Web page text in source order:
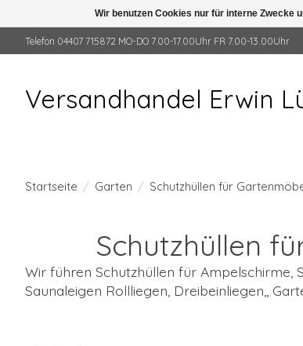
Telefon 04407 715872 MO-DO 7.00-17.00Uhr FR 7.00-13.00Uhr
Versandhandel Erwin
Startseite / Garten / Schutzhüllen für
Schutzhüllen
Wir führen Schutzhüllen für Ampelschirme,
Saunaleigen Rollliegen, Dreibeinliegen,,
Wir benutzen Cookies nur für interne Zwecke